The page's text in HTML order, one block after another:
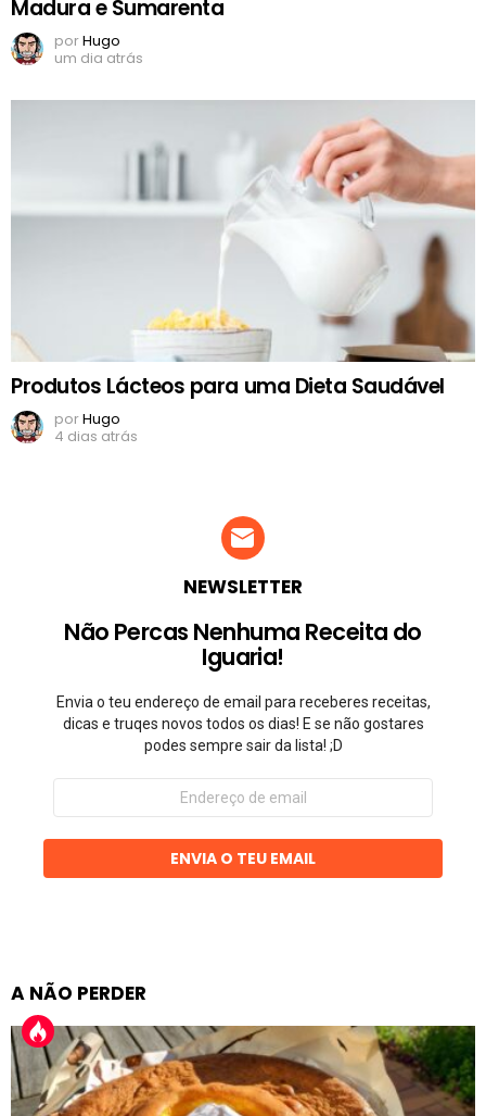
Madura e Sumarenta
porHugo
um dia atrás
Produtos Lácteos para uma Dieta Saudável
porHugo
4 dias atrás
NEWSLETTER
Não Percas Nenhuma Receita do
Iguaria!
Envia o teu endereço de email para receberes receitas,
dicas e truqes novos todos os dias! E se não gostares
podes sempre sair da lista! ;D
Endereço
email
ENVIA O TEU EMAIL
A NÃO PERDER